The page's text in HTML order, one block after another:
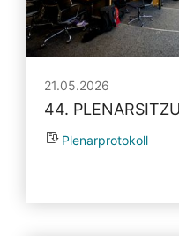
21.05.2026
44.
Plenarprotokoll